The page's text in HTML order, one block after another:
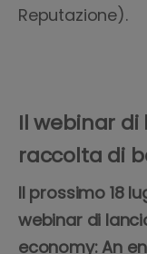
Reputazione).
Il webinar
raccolta di
Il prossimo 18
webinar di
economy: An